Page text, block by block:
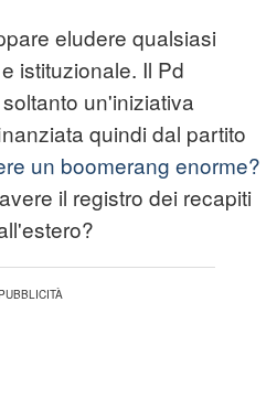
eludere qualsiasi
istituzionale. Il Pd
un'iniziativa
quindi dal partito
un boomerang enorme?
il registro dei recapiti